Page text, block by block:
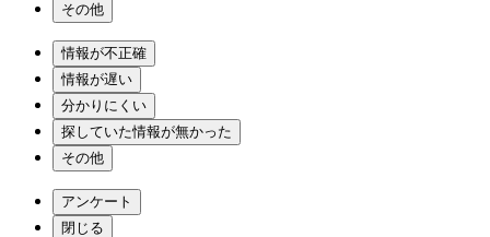
その他
情報が不正確
情報が遅い
分かりにくい
探していた情報が無かった
その他
アンケート
閉じる